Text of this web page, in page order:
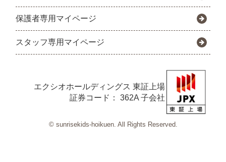
保護者専用マイページ
スタッフ専用マイページ
エクシオホールディングス 東証上場
証券コード： 362A 子会社
© sunrisekids-hoikuen. All Rights Reserved.